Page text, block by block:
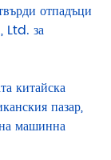
отпадъци
за
китайска
пазар,
машинна